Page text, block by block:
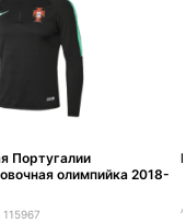
Португалии
олимпийка 2018-
115967